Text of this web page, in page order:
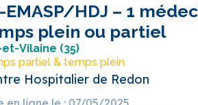
EMASP/HDJ – 1
plein ou partiel
Vilaine (35)
partiel & temps plein
Hospitalier de Redon